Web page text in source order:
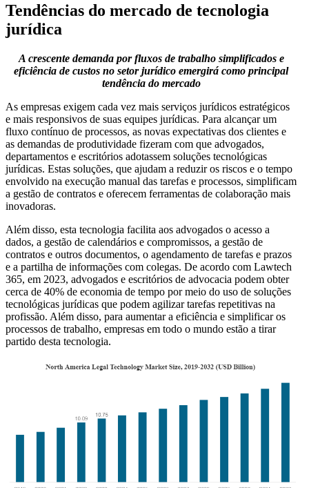
Tendências do mercado de tecnologia
jurídica
A crescente demanda por fluxos de trabalho simplificados e
eficiência de custos no setor jurídico emergirá como principal
tendência do mercado
As empresas exigem cada vez mais serviços jurídicos estratégicos
e mais responsivos de suas equipes jurídicas. Para alcançar um
fluxo contínuo de processos, as novas expectativas dos clientes e
as demandas de produtividade fizeram com que advogados,
departamentos e escritórios adotassem soluções tecnológicas
jurídicas. Estas soluções, que ajudam a reduzir os riscos e o tempo
envolvido na execução manual das tarefas e processos, simplificam
a gestão de contratos e oferecem ferramentas de colaboração mais
inovadoras.
Além disso, esta tecnologia facilita aos advogados o acesso a
dados, a gestão de calendários e compromissos, a gestão de
contratos e outros documentos, o agendamento de tarefas e prazos
e a partilha de informações com colegas. De acordo com Lawtech
365, em 2023, advogados e escritórios de advocacia podem obter
cerca de 40% de economia de tempo por meio do uso de soluções
tecnológicas jurídicas que podem agilizar tarefas repetitivas na
profissão. Além disso, para aumentar a eficiência e simplificar os
processos de trabalho, empresas em todo o mundo estão a tirar
partido desta tecnologia.